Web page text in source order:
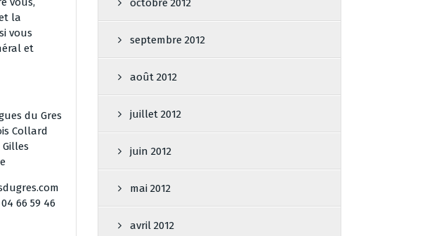
la
vous
et
du Gres
Collard
66 59 46
octobre 2012
septembre 2012
août 2012
juillet 2012
juin 2012
mai 2012
avril 2012